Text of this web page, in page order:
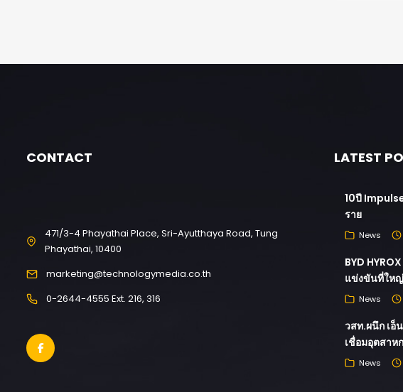
CONTACT
471/3-4 Phayathai Place, Sri-Ayutthaya Road, Tung
Phayathai, 10400
marketing@technologymedia.co.th
0-2644-4555 Ext. 216, 316
LATEST
10ปี
ราย
News
BYD
แข่งขันที่ให
News
วสท.ผนึก เอ็
เชื่อมอุตสาห
News